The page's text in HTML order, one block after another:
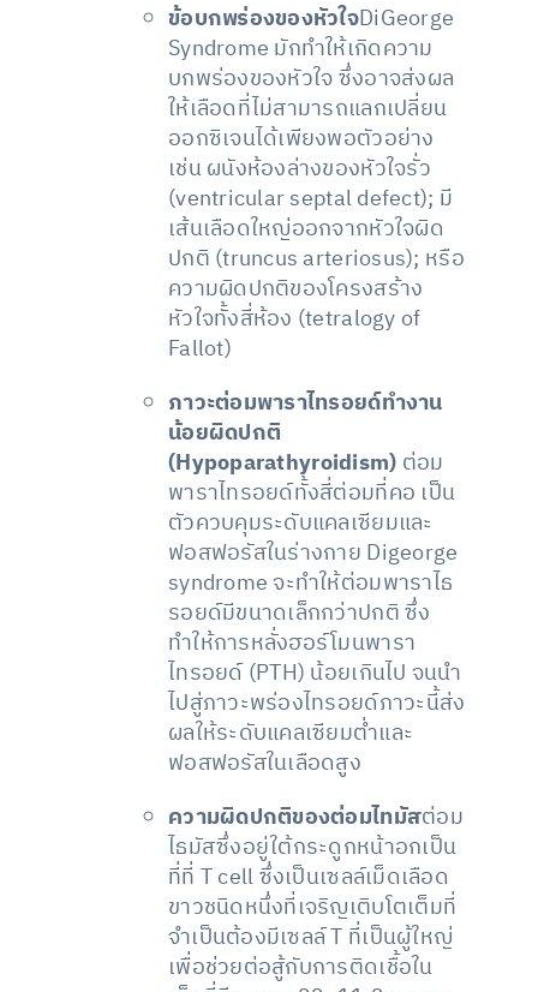
ข้อบกพร่องของหัวใจDiGeorge
Syndrome มักทำให้เกิดความ
บกพร่องของหัวใจ ซึ่งอาจส่งผล
ให้เลือดที่ไม่สามารถแลกเปลี่ยน
ออกซิเจนได้เพียงพอตัวอย่าง
เช่น ผนังห้องล่างของหัวใจรั่ว
(ventricular septal defect); มี
เส้นเลือดใหญ่ออกจากหัวใจผิด
ปกติ (truncus arteriosus); หรือ
ความผิดปกติของโครงสร้าง
หัวใจทั้งสี่ห้อง (tetralogy of
Fallot)
ภาวะต่อมพาราไทรอยด์ทำงาน
น้อยผิดปกติ
(Hypoparathyroidism) ต่อม
พาราไทรอยด์ทั้งสี่ต่อมที่คอ เป็น
ตัวควบคุมระดับแคลเซียมและ
ฟอสฟอรัสในร่างกาย Digeorge
syndrome จะทำให้ต่อมพาราไธ
รอยด์มีขนาดเล็กกว่าปกติ ซึ่ง
ทำให้การหลั่งฮอร์โมนพารา
ไทรอยด์ (PTH) น้อยเกินไป จนนำ
ไปสู่ภาวะพร่องไทรอยด์ภาวะนี้ส่ง
ผลให้ระดับแคลเซียมต่ำและ
ฟอสฟอรัสในเลือดสูง
ความผิดปกติของต่อมไทมัสต่อม
ไธมัสซึ่งอยู่ใต้กระดูกหน้าอกเป็น
ที่ที่ T cell ซึ่งเป็นเซลล์เม็ดเลือด
ขาวชนิดหนึ่งที่เจริญเติบโตเต็มที่
จำเป็นต้องมีเซลล์ T ที่เป็นผู้ใหญ่
เพื่อช่วยต่อสู้กับการติดเชื้อใน